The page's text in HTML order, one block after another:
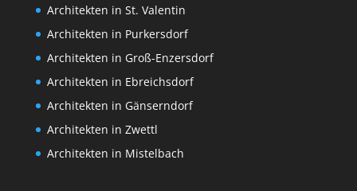
Architekten in St. Valentin
Architekten in Purkersdorf
Architekten in Groß-Enzersdorf
Architekten in Ebreichsdorf
Architekten in Gänserndorf
Architekten in Zwettl
Architekten in Mistelbach